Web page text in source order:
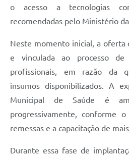
o acesso a tecnologias
recomendadas pelo Ministério
Neste momento inicial, a oferta
e vinculada ao processo de
profissionais, em razão da
insumos disponibilizados. A
Municipal de Saúde é
progressivamente, conforme
remessas e a capacitação de
Durante essa fase de